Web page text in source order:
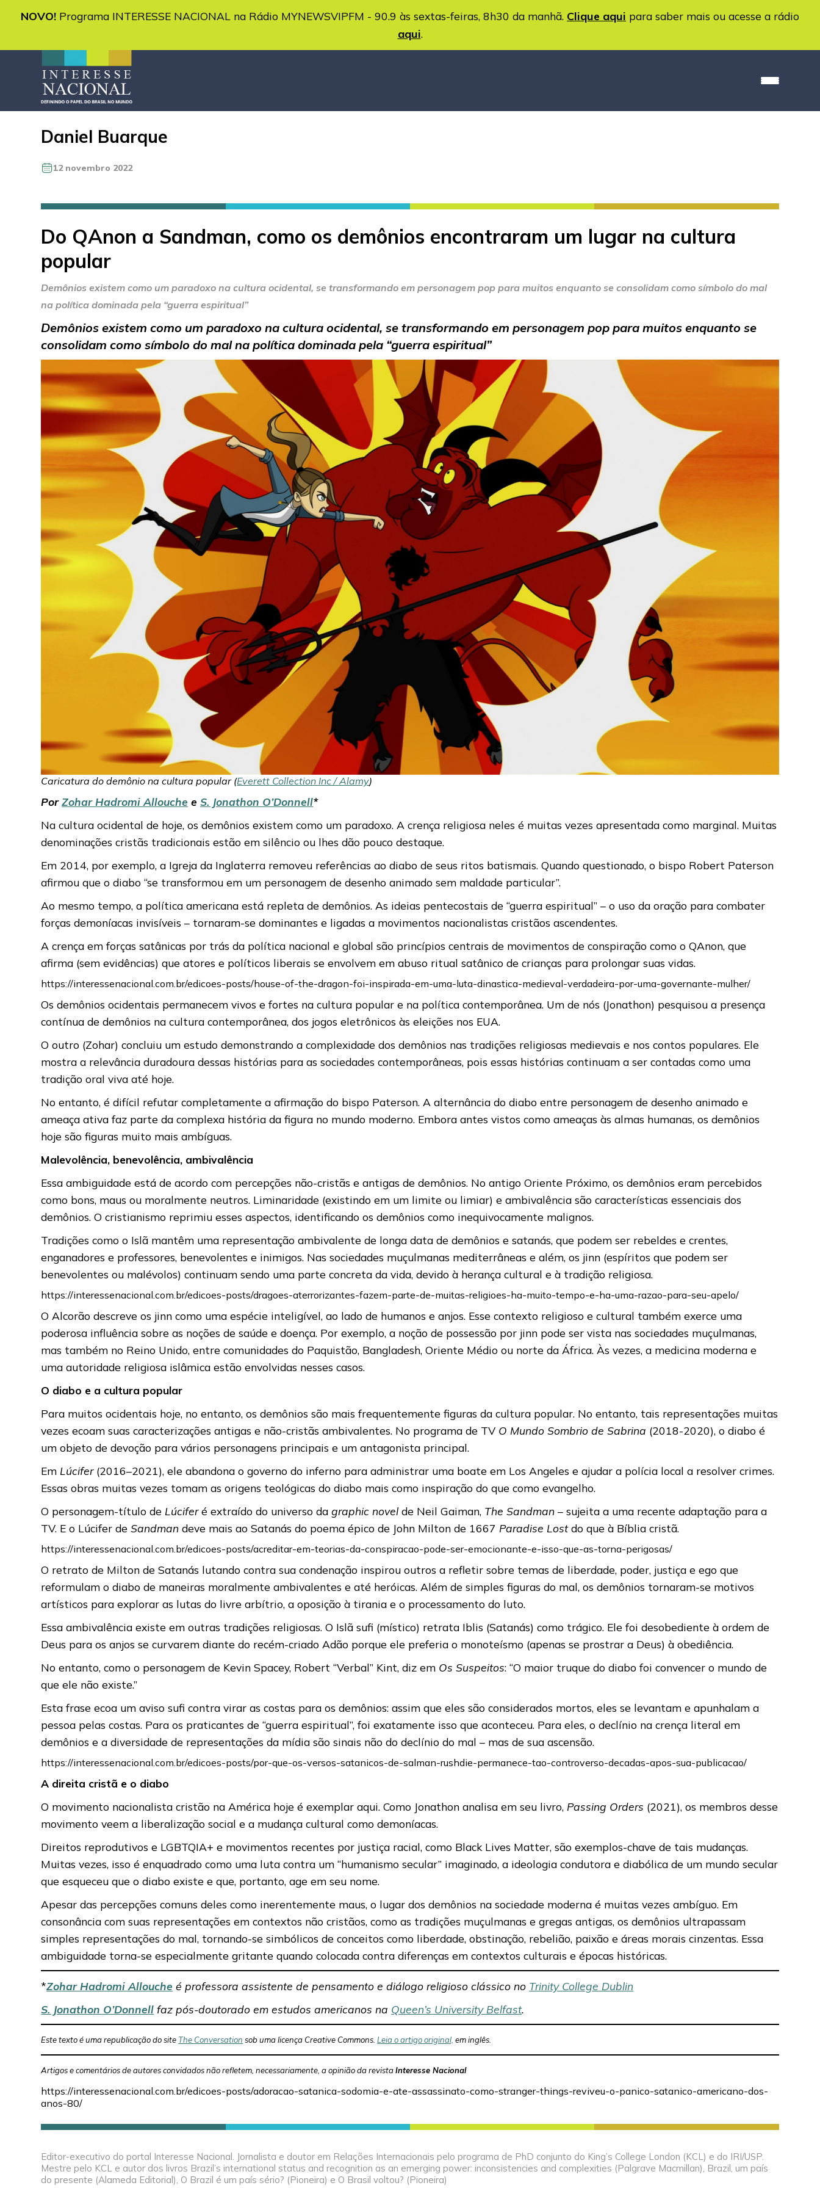
NOVO! Programa INTERESSE NACIONAL na Rádio MYNEWSVIPFM - 90.9 às sextas-feiras, 8h30 da manhã. Clique aqui para saber mais ou acesse a rádio
aqui.
Daniel Buarque
12 novembro 2022
Do QAnon a Sandman, como os demônios encontraram um lugar na cultura
popular
Demônios existem como um paradoxo na cultura ocidental, se transformando em personagem pop para muitos enquanto se consolidam como símbolo do mal
na política dominada pela “guerra espiritual”
Demônios existem como um paradoxo na cultura ocidental, se transformando em personagem pop para muitos enquanto se
consolidam como símbolo do mal na política dominada pela “guerra espiritual”
Caricatura do demônio na cultura popular (Everett Collection Inc / Alamy)
PorZohar Hadromi Allouche eS. Jonathon O’Donnell*
Na cultura ocidental de hoje, os demônios existem como um paradoxo. A crença religiosa neles é muitas vezes apresentada como marginal. Muitas
denominações cristãs tradicionais estão em silêncio ou lhes dão pouco destaque.
Em 2014, por exemplo, a Igreja da Inglaterra removeu referências ao diabo de seus ritos batismais. Quando questionado, o bispo Robert Paterson
afirmou que o diabo “se transformou em um personagem de desenho animado sem maldade particular”.
Ao mesmo tempo, a política americana está repleta de demônios. As ideias pentecostais de “guerra espiritual” – o uso da oração para combater
forças demoníacas invisíveis – tornaram-se dominantes e ligadas a movimentos nacionalistas cristãos ascendentes.
A crença em forças satânicas por trás da política nacional e global são princípios centrais de movimentos de conspiração como o QAnon, que
afirma (sem evidências) que atores e políticos liberais se envolvem em abuso ritual satânico de crianças para prolongar suas vidas.
https://interessenacional.com.br/edicoes-posts/house-of-the-dragon-foi-inspirada-em-uma-luta-dinastica-medieval-verdadeira-por-uma-governante-mulher/
Os demônios ocidentais permanecem vivos e fortes na cultura popular e na política contemporânea. Um de nós (Jonathon) pesquisou a presença
contínua de demônios na cultura contemporânea, dos jogos eletrônicos às eleições nos EUA.
O outro (Zohar) concluiu um estudo demonstrando a complexidade dos demônios nas tradições religiosas medievais e nos contos populares. Ele
mostra a relevância duradoura dessas histórias para as sociedades contemporâneas, pois essas histórias continuam a ser contadas como uma
tradição oral viva até hoje.
No entanto, é difícil refutar completamente a afirmação do bispo Paterson. A alternância do diabo entre personagem de desenho animado e
ameaça ativa faz parte da complexa história da figura no mundo moderno. Embora antes vistos como ameaças às almas humanas, os demônios
hoje são figuras muito mais ambíguas.
Malevolência, benevolência, ambivalência
Essa ambiguidade está de acordo com percepções não-cristãs e antigas de demônios. No antigo Oriente Próximo, os demônios eram percebidos
como bons, maus ou moralmente neutros. Liminaridade (existindo em um limite ou limiar) e ambivalência são características essenciais dos
demônios. O cristianismo reprimiu esses aspectos, identificando os demônios como inequivocamente malignos.
Tradições como o Islã mantêm uma representação ambivalente de longa data de demônios e satanás, que podem ser rebeldes e crentes,
enganadores e professores, benevolentes e inimigos. Nas sociedades muçulmanas mediterrâneas e além, os jinn (espíritos que podem ser
benevolentes ou malévolos) continuam sendo uma parte concreta da vida, devido à herança cultural e à tradição religiosa.
https://interessenacional.com.br/edicoes-posts/dragoes-aterrorizantes-fazem-parte-de-muitas-religioes-ha-muito-tempo-e-ha-uma-razao-para-seu-apelo/
O Alcorão descreve os jinn como uma espécie inteligível, ao lado de humanos e anjos. Esse contexto religioso e cultural também exerce uma
poderosa influência sobre as noções de saúde e doença. Por exemplo, a noção de possessão por jinn pode ser vista nas sociedades muçulmanas,
mas também no Reino Unido, entre comunidades do Paquistão, Bangladesh, Oriente Médio ou norte da África. Às vezes, a medicina moderna e
uma autoridade religiosa islâmica estão envolvidas nesses casos.
O diabo e a cultura popular
Para muitos ocidentais hoje, no entanto, os demônios são mais frequentemente figuras da cultura popular. No entanto, tais representações muitas
vezes ecoam suas caracterizações antigas e não-cristãs ambivalentes. No programa de TV O Mundo Sombrio de Sabrina (2018-2020), o diabo é
um objeto de devoção para vários personagens principais e um antagonista principal.
Em Lúcifer(2016–2021), ele abandona o governo do inferno para administrar uma boate em Los Angeles e ajudar a polícia local a resolver crimes.
Essas obras muitas vezes tomam as origens teológicas do diabo mais como inspiração do que como evangelho.
O personagem-título de Lúciferé extraído do universo dagraphic novel de Neil Gaiman, The Sandman – sujeita a uma recente adaptação para a
TV. E o Lúcifer deSandman deve mais ao Satanás do poema épico de John Milton de 1667 Paradise Lostdo que à Bíblia cristã.
https://interessenacional.com.br/edicoes-posts/acreditar-em-teorias-da-conspiracao-pode-ser-emocionante-e-isso-que-as-torna-perigosas/
O retrato de Milton de Satanás lutando contra sua condenação inspirou outros a refletir sobre temas de liberdade, poder, justiça e ego que
reformulam o diabo de maneiras moralmente ambivalentes e até heróicas. Além de simples figuras do mal, os demônios tornaram-se motivos
artísticos para explorar as lutas do livre arbítrio, a oposição à tirania e o processamento do luto.
Essa ambivalência existe em outras tradições religiosas. O Islã sufi (místico) retrata Iblis (Satanás) como trágico. Ele foi desobediente à ordem de
Deus para os anjos se curvarem diante do recém-criado Adão porque ele preferia o monoteísmo (apenas se prostrar a Deus) à obediência.
No entanto, como o personagem de Kevin Spacey, Robert “Verbal” Kint, diz em Os Suspeitos: “O maior truque do diabo foi convencer o mundo de
que ele não existe.”
Esta frase ecoa um aviso sufi contra virar as costas para os demônios: assim que eles são considerados mortos, eles se levantam e apunhalam a
pessoa pelas costas. Para os praticantes de “guerra espiritual”, foi exatamente isso que aconteceu. Para eles, o declínio na crença literal em
demônios e a diversidade de representações da mídia são sinais não do declínio do mal – mas de sua ascensão.
https://interessenacional.com.br/edicoes-posts/por-que-os-versos-satanicos-de-salman-rushdie-permanece-tao-controverso-decadas-apos-sua-publicacao/
A direita cristã e o diabo
O movimento nacionalista cristão na América hoje é exemplar aqui. Como Jonathon analisa em seu livro, Passing Orders (2021), os membros desse
movimento veem a liberalização social e a mudança cultural como demoníacas.
Direitos reprodutivos e LGBTQIA+ e movimentos recentes por justiça racial, como Black Lives Matter, são exemplos-chave de tais mudanças.
Muitas vezes, isso é enquadrado como uma luta contra um “humanismo secular” imaginado, a ideologia condutora e diabólica de um mundo secular
que esqueceu que o diabo existe e que, portanto, age em seu nome.
Apesar das percepções comuns deles como inerentemente maus, o lugar dos demônios na sociedade moderna é muitas vezes ambíguo. Em
consonância com suas representações em contextos não cristãos, como as tradições muçulmanas e gregas antigas, os demônios ultrapassam
simples representações do mal, tornando-se simbólicos de conceitos como liberdade, obstinação, rebelião, paixão e áreas morais cinzentas. Essa
ambiguidade torna-se especialmente gritante quando colocada contra diferenças em contextos culturais e épocas históricas.
*Zohar Hadromi Allouche é professora assistente de pensamento e diálogo religioso clássico no Trinity College Dublin
S. Jonathon O’Donnell faz pós-doutorado em estudos americanos na Queen’s University Belfast.
Este texto é uma republicação do site The Conversation sob uma licença Creative Commons.Leia o artigo original, em inglês.
Artigos e comentários de autores convidados não refletem, necessariamente, a opinião da revistaInteresse Nacional
https://interessenacional.com.br/edicoes-posts/adoracao-satanica-sodomia-e-ate-assassinato-como-stranger-things-reviveu-o-panico-satanico-americano-dos-
anos-80/
Editor-executivo do portal Interesse Nacional. Jornalista e doutor em Relações Internacionais pelo programa de PhD conjunto do King’s College London (KCL) e do IRI/USP.
Mestre pelo KCL e autor dos livros Brazil’s international status and recognition as an emerging power: inconsistencies and complexities (Palgrave Macmillan), Brazil, um país
do presente (Alameda Editorial), O Brazil é um país sério? (Pioneira) e O Brasil voltou? (Pioneira)